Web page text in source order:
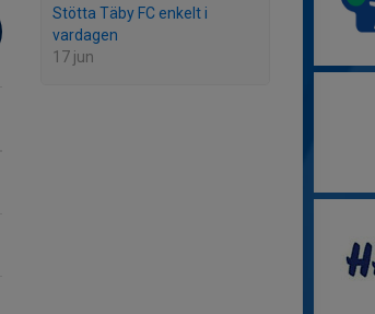
Stötta Täby FC enkelt i
vardagen
17 jun